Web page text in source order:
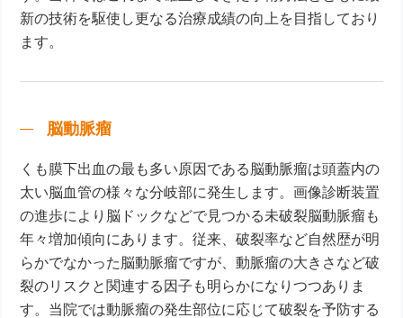
新の技術を駆使し更なる治療成績の向上を目指しており
ます。
脳動脈瘤
くも膜下出血の最も多い原因である脳動脈瘤は頭蓋内の
太い脳血管の様々な分岐部に発生します。画像診断装置
の進歩により脳ドックなどで見つかる未破裂脳動脈瘤も
年々増加傾向にあります。従来、破裂率など自然歴が明
らかでなかった脳動脈瘤ですが、動脈瘤の大きさなど破
裂のリスクと関連する因子も明らかになりつつありま
す。当院では動脈瘤の発生部位に応じて破裂を予防する